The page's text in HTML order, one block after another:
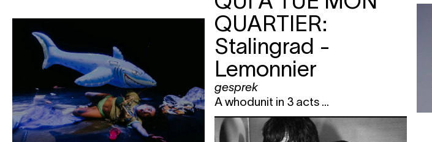
QUARTIER:
Stalingrad -
Lemonnier
gesprek
A whodunit in 3 acts ...